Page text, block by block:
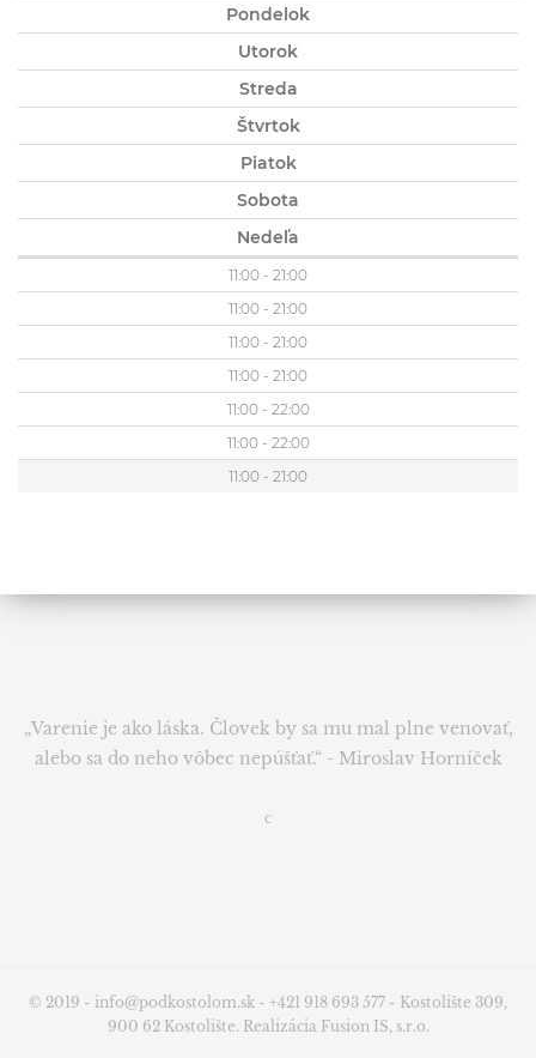
Pondelok
Utorok
Streda
Štvrtok
Piatok
Sobota
Nedeľa
11:00 - 21:00
11:00 - 21:00
11:00 - 21:00
11:00 - 21:00
11:00 - 22:00
11:00 - 22:00
11:00 - 21:00
„Varenie je ako láska. Človek by sa mu mal plne venovať,
alebo sa do neho vôbec nepúšťať.“ - Miroslav Horníček
© 2019 - info@podkostolom.sk - +421 918 693 577 - Kostolište 309,
900 62 Kostolište. Realizácia Fusion IS, s.r.o.